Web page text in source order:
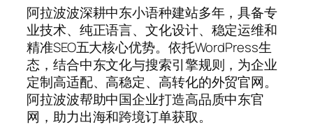
阿拉波波深耕中东小语种建站多年，具备专
业技术、纯正语言、文化设计、稳定运维和
精准SEO五大核心优势。依托WordPress生
态，结合中东文化与搜索引擎规则，为企业
定制高适配、高稳定、高转化的外贸官网。
阿拉波波帮助中国企业打造高品质中东官
网，助力出海和跨境订单获取。